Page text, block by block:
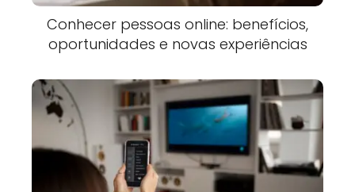
Conhecer pessoas online: benefícios,
oportunidades e novas experiências